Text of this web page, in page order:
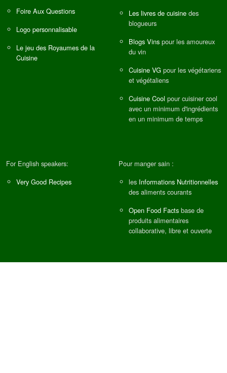
Foire Aux Questions
Logo personnalisable
Le jeu des Royaumes de la
Cuisine
Les livres de cuisine des
blogueurs
Blogs Vins pour les amoureux
du vin
Cuisine VG pour les végétariens
et végétaliens
Cuisine Cool pour cuisiner cool
avec un minimum d'ingrédients
en un minimum de temps
For English speakers:
Very Good Recipes
Pour manger sain :
les Informations Nutritionnelles
des aliments courants
Open Food Facts base de
produits alimentaires
collaborative, libre et ouverte